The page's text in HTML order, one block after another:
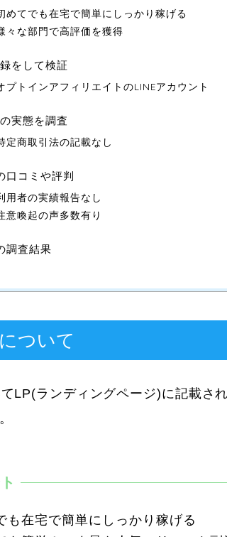
めてでも在宅で簡単にしっかり稼げる
々な部門で高評価を獲得
をして検証
プトインアフィリエイトのLINEアカウント
実態を調査
定商取引法の記載なし
コミや評判
用者の実績報告なし
意喚起の声多数有り
調査結果
ついて
LP(ランディングページ)に記載さ
も在宅で簡単にしっかり稼げる